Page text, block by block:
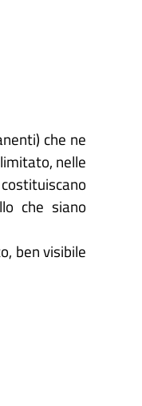
che ne
nelle
che siano
ben visibile